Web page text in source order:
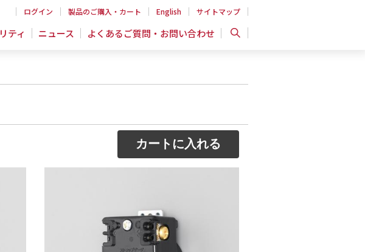
ログイン 製品のご購入・カート English サイトマップ
ティ ニュース よくあるご質問・お問い合わせ